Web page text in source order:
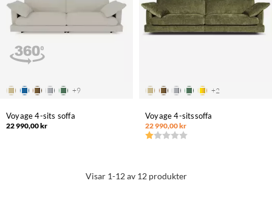
+9
Voyage 4-sits soffa
22 990,00 kr
+2
Voyage 4-sitssoffa
Betyg:
1.0 utav 5 stjärnor
22 990,00 kr
Visar 1-12 av 12 produkter